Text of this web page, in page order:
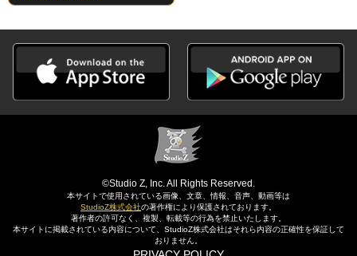
©Studio Z, Inc. All Rights Reserved.
本サイトで使用されている画像、文章、情報、音声、動画等は
StudioZ株式会社の著作権により保護されております。
著作者の許可なく、複製、転載等の行為を禁止いたします。
本サイトに掲載されている内容について、StudioZ株式会社はそれら内容の正確性を保証して
おりません。